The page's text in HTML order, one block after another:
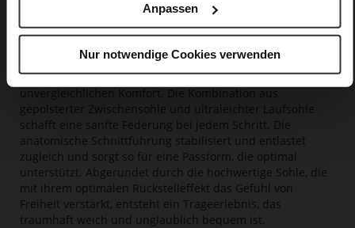
Anpassen
Nur notwendige Cookies verwenden
Nur Schweben ist schöner – unser Softline-System
seiner innovativen Weichpolsterung und der intelligenten
Sohlentechnologie vereint es exzellente Dämpfung und
gepolsterter Zwischensohle und ultraleichter Laufsohle
schafft eine sanfte Federung bei jedem Schritt. Die
anatomische Schnittführung stabilisiert und entlastet
zugleich und sorgt so für eine Passform, die optimal
unterstützt. Abgerundet durch die hochwertige Sohle, die
mit ihrem optimalen Rückstelleffekt das Gefühl von
Freiheit verstärkt, entsteht ein Trageerlebnis, das
traumhaft weich und unglaublich bequem ist.